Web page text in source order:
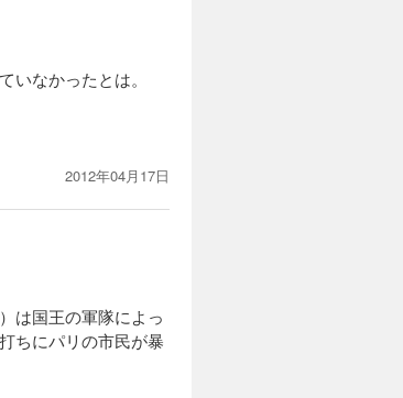
試し読み
なかったとは。
2012年04月17日
は国王の軍隊によっ
ちにパリの市民が暴